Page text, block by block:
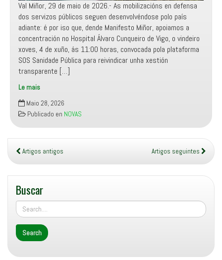
Val Miñor, 29 de maio de 2026.- As mobilizacións en defensa
dos servizos públicos seguen desenvolvéndose polo país
adiante: é por iso que, dende Manifesto Miñor, apoiamos a
concentración no Hospital Álvaro Cunqueiro de Vigo, o vindeiro
xoves, 4 de xuño, ás 11:00 horas, convocada pola plataforma
SOS Sanidade Pública para reivindicar unha xestión
transparente […]
Le mais
Manifesto
Miñor
apoia
a
concentración
diante
de
Hospital
Álvaro
Cunqueiro
convocada
por
SOS
Sanidade
Maio 28, 2026
Publicado en NOVAS
Artigos antigos Artigos seguintes
Buscar